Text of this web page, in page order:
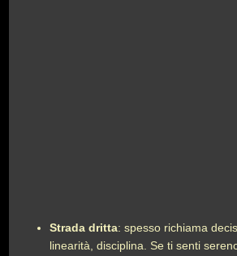
Strada dritta: spesso richiama
linearità, disciplina. Se ti senti